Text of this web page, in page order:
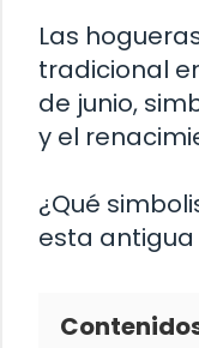
Las
tradicional
de junio,
y el
¿Qué
esta